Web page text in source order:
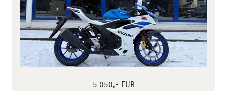
5.050,- EUR